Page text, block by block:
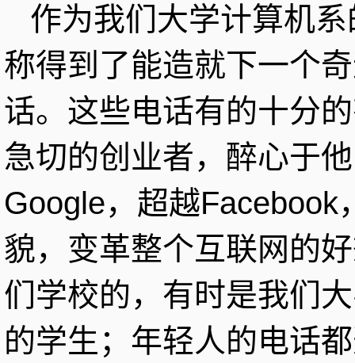
作为我们大学计算机
称得到了能造就下一个
话。这些电话有的十分
急切的创业者，醉心于
Google，超越Facebook
貌，变革整个互联网的
们学校的，有时是我们
的学生；年轻人的电话